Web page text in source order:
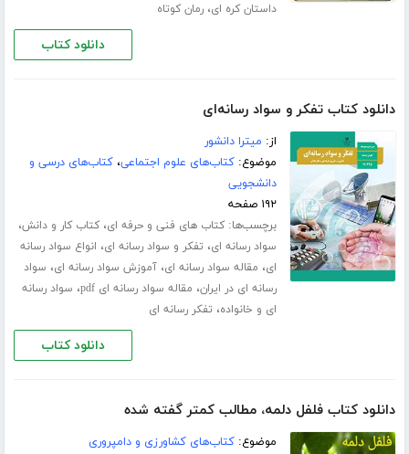
داستان کره ای،رمان کوتاه
دانلود کتاب
دانلود کتاب تفکر و سواد رسانه‌ای
از: میترا دانشور
موضوع:کتاب‌های علوم اجتماعی،کتاب‌های درسی و
دانشجویی
۱۹۲ صفحه
برچسب‌ها:کتاب های فنی و حرفه ای،کتاب کار و دانش،
سواد رسانه ای، تفکر و سواد رسانه ای، انواع سواد رسانه
ای، مقاله سواد رسانه ای،آموزش سواد رسانه ای، سواد
رسانه ای در ایران، مقاله سواد رسانه ای pdf ، سواد رسانه
ای و خانواده، تفکر رسانه ای
دانلود کتاب
دانلود کتاب فلفل دلمه، مطالب کمتر گفته شده
موضوع:کتاب‌های کشاورزی و دامپروری